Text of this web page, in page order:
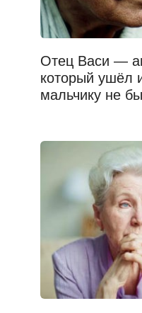
Отец Васи —
который ушёл
мальчику не